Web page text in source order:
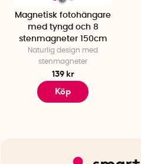
Magnetisk fotohängare
med tyngd och 8
stenmagneter 150cm
Naturlig design med
stenmagneter
139 kr
Köp